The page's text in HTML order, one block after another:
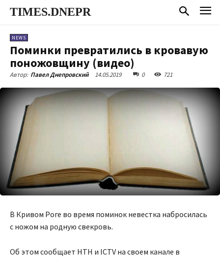
TIMES.DNEPR
NEWS
Поминки превратились в кровавую
поножовщину (видео)
Автор: Павел Днепровский 14.05.2019 0 721
В Кривом Роге во время поминок невестка набросилась
с ножом на родную свекровь.
Об этом сообщает НТН и ICTV на своем канале в